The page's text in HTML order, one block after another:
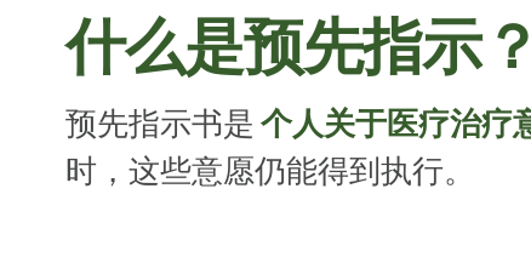
什么是预先指示？
预先指示书是 个人关于医疗治疗
时，这些意愿仍能得到执行。